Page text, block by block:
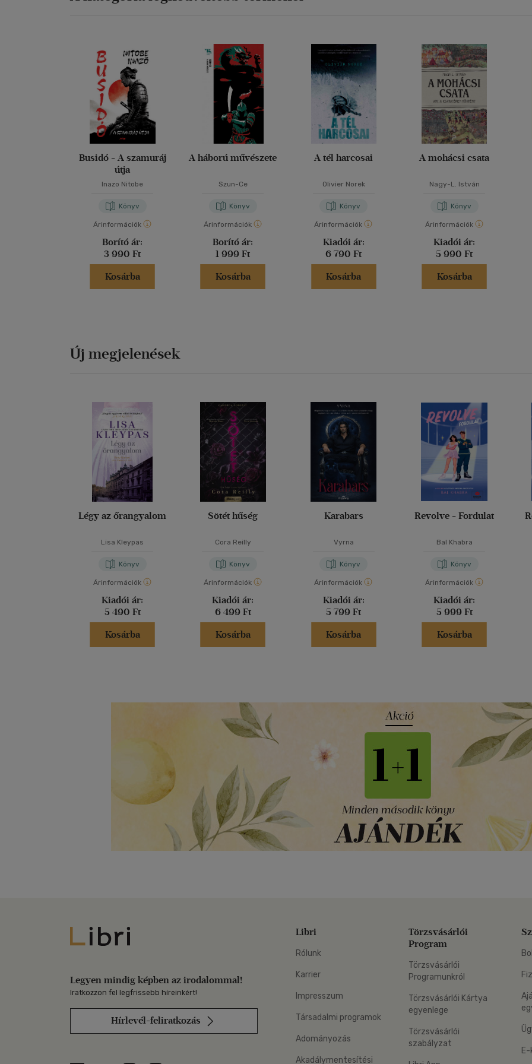
Busidó - A szamuráj
útja
Inazo Nitobe
Könyv
Árinformációk
Borító ár:
3 990 Ft
Kosárba
A háború művészete
Szun-Ce
Könyv
Árinformációk
Borító ár:
1 999 Ft
Kosárba
A tél harcosai
Olivier Norek
Könyv
Árinformációk
Kiadói ár:
6 790 Ft
Kosárba
A mohácsi csata
Nagy-L. István
Könyv
Árinformációk
Kiadói ár:
5 990 Ft
Kosárba
Új megjelenések
Légy az őrangyalom
Lisa Kleypas
Könyv
Árinformációk
Kiadói ár:
5 490 Ft
Kosárba
Sötét hűség
Cora Reilly
Könyv
Árinformációk
Kiadói ár:
6 499 Ft
Kosárba
Karabars
Vyrna
Könyv
Árinformációk
Kiadói ár:
5 799 Ft
Kosárba
Revolve - Fordulat
Bal Khabra
Könyv
Árinformációk
Kiadói ár:
5 999 Ft
Kosárba
Libri
Legyen mindig képben az irodalommal!
Iratkozzon fel legfrissebb híreinkért!
Hírlevél-feliratkozás
Libri
Rólunk
Karrier
Impresszum
Társadalmi programok
Adományozás
Akadálymentesítési
Törzsvásárlói
Program
Törzsvásárlói
Programunkról
Törzsvásárlói Kártya
egyenlege
Törzsvásárlói
szabályzat